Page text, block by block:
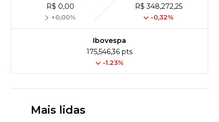
R$ 0,00
+0,00%
R$ 348,272,25
-0,32%
Ibovespa
175,546,36 pts
-1.23%
Mais lidas